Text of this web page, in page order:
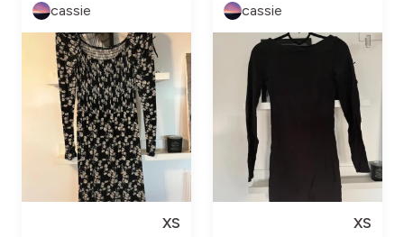
cassie
XS
cassie
XS